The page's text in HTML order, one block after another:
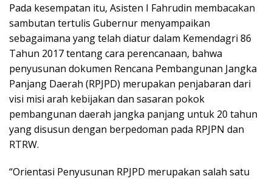
Pada kesempatan itu, Asisten I Fahrudin membacakan
sambutan tertulis Gubernur menyampaikan
sebagaimana yang telah diatur dalam Kemendagri 86
Tahun 2017 tentang cara perencanaan, bahwa
penyusunan dokumen Rencana Pembangunan Jangka
Panjang Daerah (RPJPD) merupakan penjabaran dari
visi misi arah kebijakan dan sasaran pokok
pembangunan daerah jangka panjang untuk 20 tahun
yang disusun dengan berpedoman pada RPJPN dan
RTRW.
“Orientasi Penyusunan RPJPD merupakan salah satu